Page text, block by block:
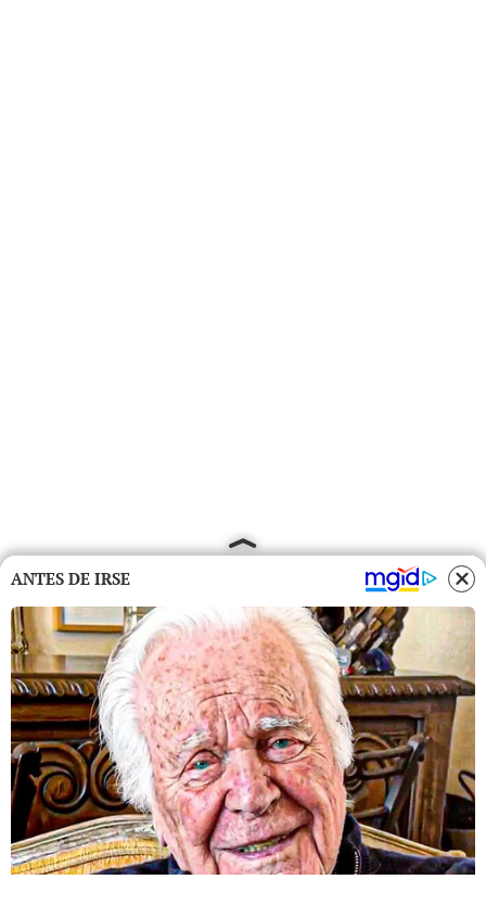
ANTES DE IRSE